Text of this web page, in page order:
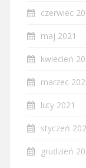
czerwiec
maj 2021
kwiecień
marzec
luty 2021
styczeń
grudzień